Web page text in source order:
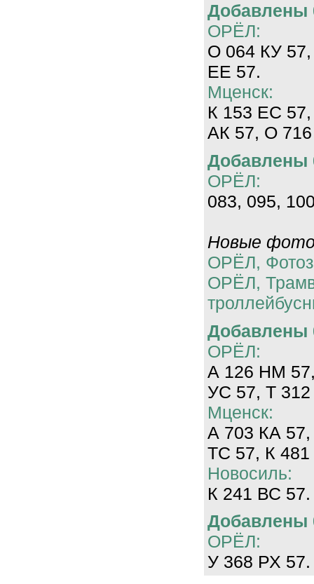
Добавлены
ОРЁЛ:
О 064 КУ
ЕЕ 57.
Мценск:
К 153 ЕС
АК 57, О
Добавлены
ОРЁЛ:
083, 095,
Новые
ОРЁЛ,
ОРЁЛ,
Добавлены
ОРЁЛ:
А 126 НМ
УС 57, Т
Мценск:
А 703 КА
ТС 57, К
Новосиль:
К 241 ВС 57.
Добавлены
ОРЁЛ:
У 368 РХ 57.